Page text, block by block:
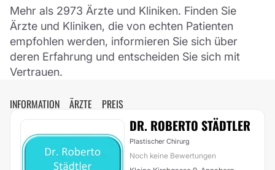
Mehr als 2973 Ärzte und Kliniken. Finden Sie
Ärzte und Kliniken, die von echten Patienten
empfohlen werden, informieren Sie sich über
deren Erfahrung und entscheiden Sie sich mit
Vertrauen.
INFORMATION ÄRZTE PREIS
DR. ROBERTO STÄDTLER
Plastischer Chirurg
Noch keine Bewertungen